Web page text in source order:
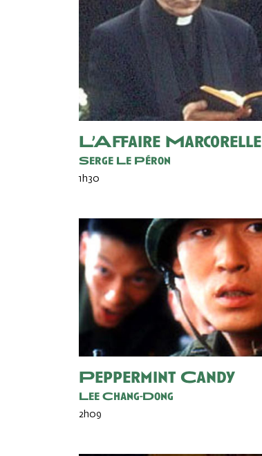
L’Affaire Marcorelle
Serge Le Péron
1h30
Peppermint Candy
Lee Chang-Dong
2h09